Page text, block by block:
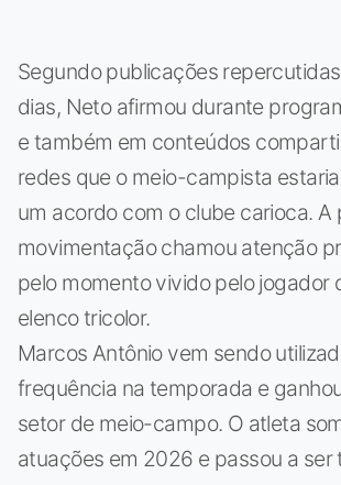
Segundo publicações
dias, Neto afirmou durante
e também em conteúdos
redes que o meio-campista
um acordo com o clube carioca. A
movimentação chamou atenção
pelo momento vivido pelo jogador
elenco tricolor.
Marcos Antônio vem sendo
frequência na temporada e
setor de meio-campo. O atleta
atuações em 2026 e passou a